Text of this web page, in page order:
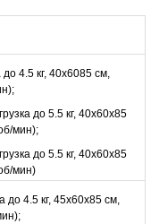
до 4.5 кг, 40х6085 см,
до 5.5 кг, 40х60х85
мин);
до 5.5 кг, 40х60х85
мин)
до 4.5 кг, 45х60х85 см,